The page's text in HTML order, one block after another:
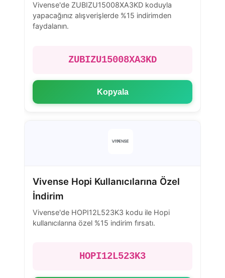
Vivense'de ZUBIZU15008XA3KD koduyla
yapacağınız alışverişlerde %15 indirimden
faydalanın.
ZUBIZU15008XA3KD
Kopyala
Vivense Hopi Kullanıcılarına Özel
İndirim
Vivense'de HOPI12L523K3 kodu ile Hopi
kullanıcılarına özel %15 indirim fırsatı.
HOPI12L523K3